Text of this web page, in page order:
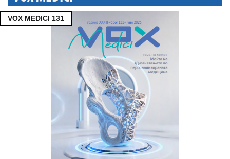
VOX MEDICI 131